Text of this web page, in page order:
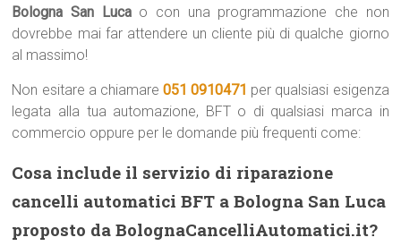
Bologna San Luca o con una programmazione che non
dovrebbe mai far attendere un cliente più di qualche giorno
al massimo!
Non esitare a chiamare 051 0910471 per qualsiasi esigenza
legata alla tua automazione, BFT o di qualsiasi marca in
commercio oppure per le domande più frequenti come:
Cosa include il servizio di riparazione
cancelli automatici BFT a Bologna San Luca
proposto da BolognaCancelliAutomatici.it?